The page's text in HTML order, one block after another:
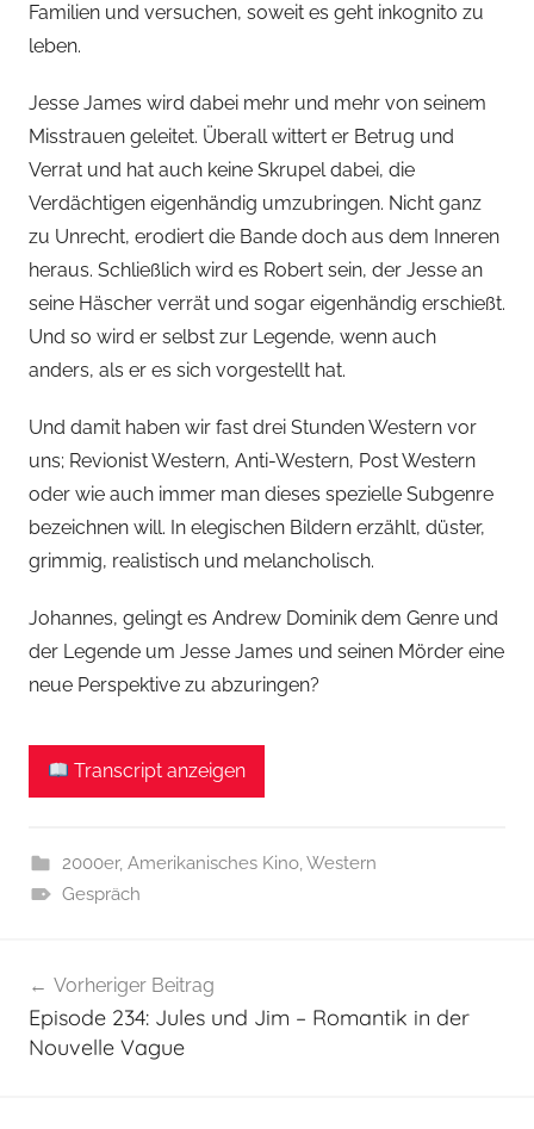
Familien und versuchen, soweit es geht inkognito zu
leben.
Jesse James wird dabei mehr und mehr von seinem
Misstrauen geleitet. Überall wittert er Betrug und
Verrat und hat auch keine Skrupel dabei, die
Verdächtigen eigenhändig umzubringen. Nicht ganz
zu Unrecht, erodiert die Bande doch aus dem Inneren
heraus. Schließlich wird es Robert sein, der Jesse an
seine Häscher verrät und sogar eigenhändig erschießt.
Und so wird er selbst zur Legende, wenn auch
anders, als er es sich vorgestellt hat.
Und damit haben wir fast drei Stunden Western vor
uns; Revionist Western, Anti-Western, Post Western
oder wie auch immer man dieses spezielle Subgenre
bezeichnen will. In elegischen Bildern erzählt, düster,
grimmig, realistisch und melancholisch.
Johannes, gelingt es Andrew Dominik dem Genre und
der Legende um Jesse James und seinen Mörder eine
neue Perspektive zu abzuringen?
Transcript anzeigen
2000er, Amerikanisches Kino,Western
Gespräch
Vorheriger Beitrag
Episode 234: Jules und Jim – Romantik in der
Nouvelle Vague